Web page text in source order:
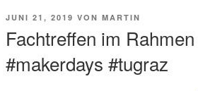
VERÖFFENTLICHT
JUNI 21, 2019 VON MARTIN
Fachtreffen im
#makerdays #tugraz